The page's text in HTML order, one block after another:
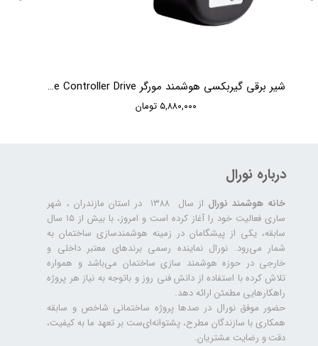
شیر برقی گیربکسی هوشمند مورگر Moorger Valve Controller Drive
۵,۸۸۰,۰۰۰ تومان
درباره نورال
خانه هوشمند نورال
از سال ۱۳۸۸ در استان مازندران ، شهر
ساری فعالیت خود را آغاز کرده است و امروز، با بیش از ۱۵ سال
سابقه، یکی از پیشگامان در زمینه هوشمندسازی ساختمان به
شمار می‌رود. نورال نماینده رسمی برندهای معتبر داخلی و
خارجی در حوزه هوشمند سازی ساختمان می‌باشد و همواره
تلاش کرده با استفاده از دانش فنی روز و باتوجه به نیاز هر پروژه
راهکارهایی مطمئن ارائه دهد.
حضور موفق نورال در صدها پروژه‌ ساختمانی شاخص و سابقه
همکاری با سازندگان مطرح، پشتوانه‌ای‌ست بر تعهد ما به کیفیت،
دقت و رضایت مشتریان.